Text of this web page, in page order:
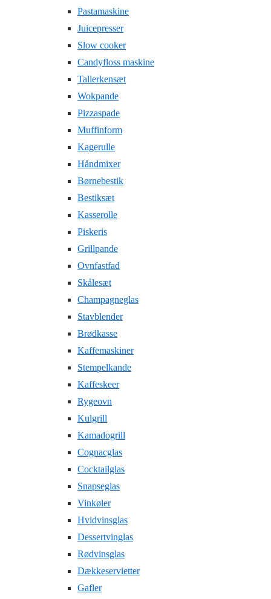
Pastamaskine
Juicepresser
Slow cooker
Candyfloss maskine
Tallerkensæt
Wokpande
Pizzaspade
Muffinform
Kagerulle
Håndmixer
Børnebestik
Bestiksæt
Kasserolle
Piskeris
Grillpande
Ovnfastfad
Skålesæt
Champagneglas
Stavblender
Brødkasse
Kaffemaskiner
Stempelkande
Kaffeskeer
Rygeovn
Kulgrill
Kamadogrill
Cognacglas
Cocktailglas
Snapseglas
Vinkøler
Hvidvinsglas
Dessertvinglas
Rødvinsglas
Dækkeservietter
Gafler